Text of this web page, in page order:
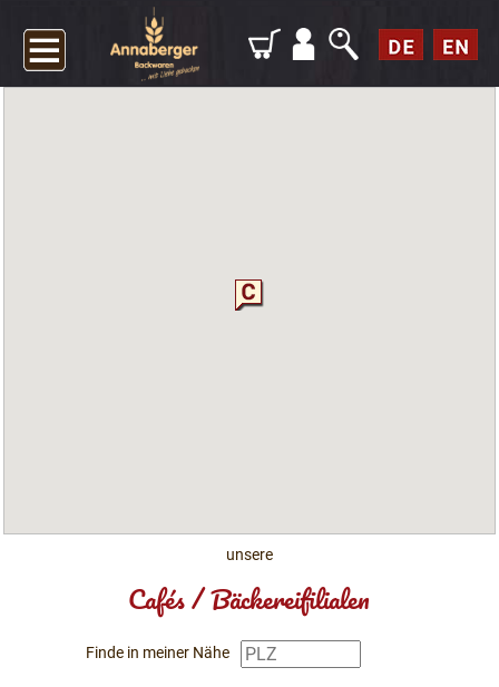
unsere
Cafés / Bäckereifilialen
Finde in meiner Nähe